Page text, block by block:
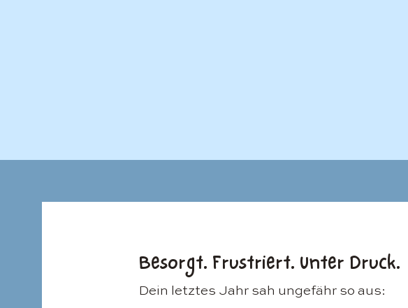
Besorgt. Frustriert. Unter Druck.
Dein letztes Jahr sah ungefähr so aus: